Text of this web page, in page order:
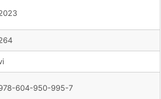
604-950-995-7